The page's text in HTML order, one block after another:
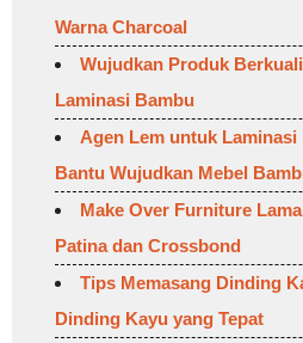
Warna Charcoal
Wujudkan Produk
Laminasi Bambu
Agen Lem untuk
Bantu Wujudkan Mebel
Make Over Furniture
Patina dan Crossbond
Tips Memasang Dinding
Dinding Kayu yang Tepat